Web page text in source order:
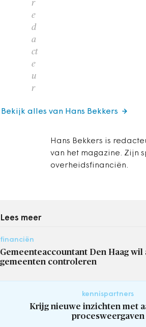
r
e
d
a
ct
e
u
r
Hans Bekkers is
van het magazine. Zijn
overheidsfinanciën.
Bekijk alles van Hans Bekkers
Lees meer
financiën
Gemeenteaccountant Den Haag wil
gemeenten controleren
kennispartners
Krijg nieuwe inzichten met
procesweergaven